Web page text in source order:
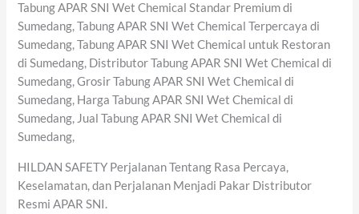
Tabung APAR SNI Wet Chemical Standar Premium di
Sumedang, Tabung APAR SNI Wet Chemical Terpercaya di
Sumedang, Tabung APAR SNI Wet Chemical untuk Restoran
di Sumedang, Distributor Tabung APAR SNI Wet Chemical di
Sumedang, Grosir Tabung APAR SNI Wet Chemical di
Sumedang, Harga Tabung APAR SNI Wet Chemical di
Sumedang, Jual Tabung APAR SNI Wet Chemical di
Sumedang,
HILDAN SAFETY Perjalanan Tentang Rasa Percaya,
Keselamatan, dan Perjalanan Menjadi Pakar Distributor
Resmi APAR SNI.